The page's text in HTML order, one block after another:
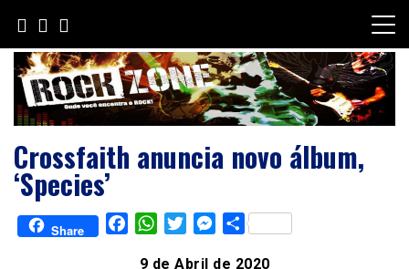
content
Crossfaith anuncia novo álbum,
‘Species’
Share FacebookWhatsAppTwitterMessenger
Share
9 de Abril de 2020